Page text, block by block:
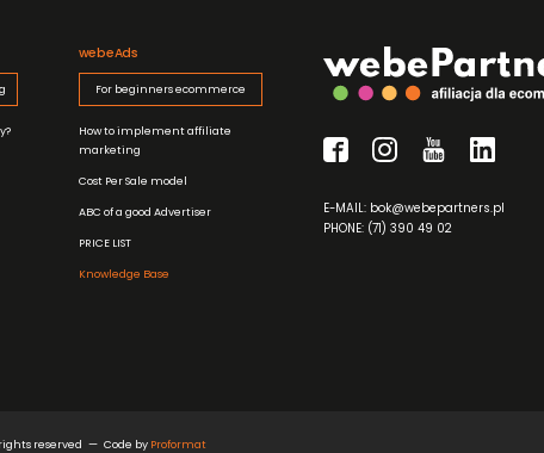
webeAds
For beginners ecommerce
How to implement affiliate
marketing
Cost Per Sale model
ABC of a good Advertiser
PRICE LIST
Knowledge Base
E-MAIL: bok@webepartners.pl
PHONE: (71) 390 49 02
reserved Code by Proformat